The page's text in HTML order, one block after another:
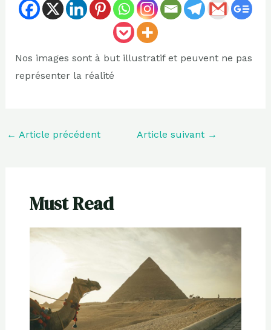
Nos images sont à but illustratif et peuvent ne pas
représenter la réalité
← Article précédent Article suivant →
Must Read